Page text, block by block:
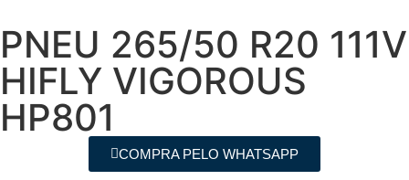
PNEU 265/50 R20 111V
HIFLY VIGOROUS
HP801
COMPRA PELO WHATSAPP